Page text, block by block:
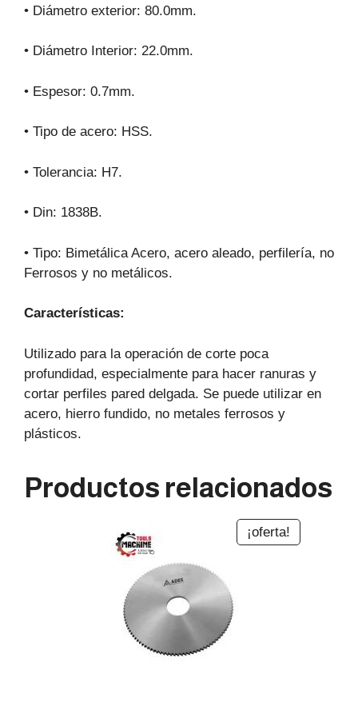
• Diámetro exterior: 80.0mm.
• Diámetro Interior: 22.0mm.
• Espesor: 0.7mm.
• Tipo de acero: HSS.
• Tolerancia: H7.
• Din: 1838B.
• Tipo: Bimetálica Acero, acero aleado, perfilería, no
Ferrosos y no metálicos.
Características:
Utilizado para la operación de corte poca
profundidad, especialmente para hacer ranuras y
cortar perfiles pared delgada. Se puede utilizar en
acero, hierro fundido, no metales ferrosos y
plásticos.
Productos relacionados
¡oferta!